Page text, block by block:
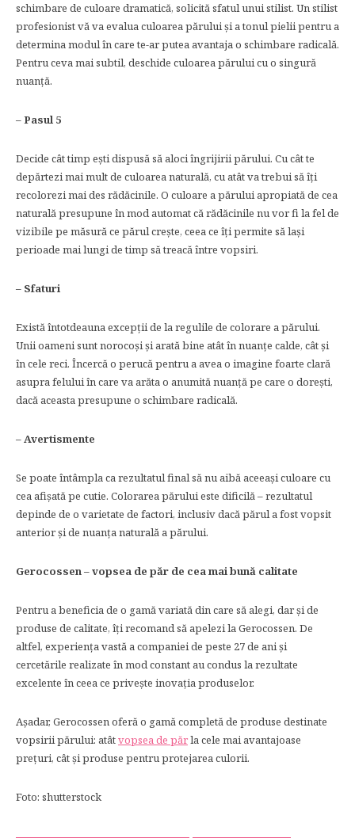
schimbare de culoare dramatică, solicită sfatul unui stilist. Un stilist
profesionist vă va evalua culoarea părului și a tonul pielii pentru a
determina modul în care te-ar putea avantaja o schimbare radicală.
Pentru ceva mai subtil, deschide culoarea părului cu o singură
nuanță.
– Pasul 5
Decide cât timp ești dispusă să aloci îngrijirii părului. Cu cât te
depărtezi mai mult de culoarea naturală, cu atât va trebui să îți
recolorezi mai des rădăcinile. O culoare a părului apropiată de cea
naturală presupune în mod automat că rădăcinile nu vor fi la fel de
vizibile pe măsură ce părul crește, ceea ce îți permite să lași
perioade mai lungi de timp să treacă între vopsiri.
– Sfaturi
Există întotdeauna excepții de la regulile de colorare a părului.
Unii oameni sunt norocoși și arată bine atât în nuanțe calde, cât și
în cele reci. Încercă o perucă pentru a avea o imagine foarte clară
asupra felului în care va arăta o anumită nuanță pe care o dorești,
dacă aceasta presupune o schimbare radicală.
– Avertismente
Se poate întâmpla ca rezultatul final să nu aibă aceeași culoare cu
cea afișată pe cutie. Colorarea părului este dificilă – rezultatul
depinde de o varietate de factori, inclusiv dacă părul a fost vopsit
anterior și de nuanța naturală a părului.
Gerocossen – vopsea de păr de cea mai bună calitate
Pentru a beneficia de o gamă variată din care să alegi, dar și de
produse de calitate, îți recomand să apelezi la Gerocossen. De
altfel, experiența vastă a companiei de peste 27 de ani și
cercetările realizate în mod constant au condus la rezultate
excelente în ceea ce privește inovația produselor.
Așadar, Gerocossen oferă o gamă completă de produse destinate
vopsirii părului: atâtvopsea de părla cele mai avantajoase
prețuri, cât și produse pentru protejarea culorii.
Foto: shutterstock